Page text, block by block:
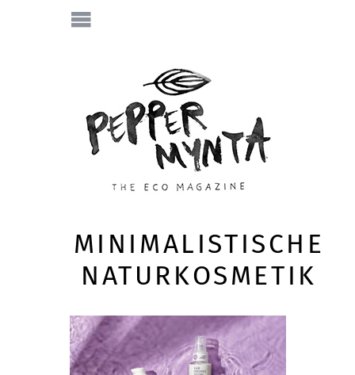
MINIMALISTISCHE
NATURKOSMETIK